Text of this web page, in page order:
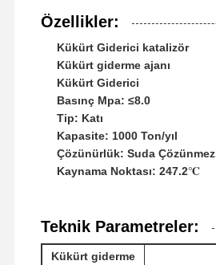
Özellikler:
Kükürt Giderici katalizör
Kükürt giderme ajanı
Kükürt Giderici
Basınç Mpa: ≤8.0
Tip: Katı
Kapasite: 1000 Ton/yıl
Çözünürlük: Suda Çözünmez
Kaynama Noktası: 247.2℃
Teknik Parametreler:
Kükürt giderme